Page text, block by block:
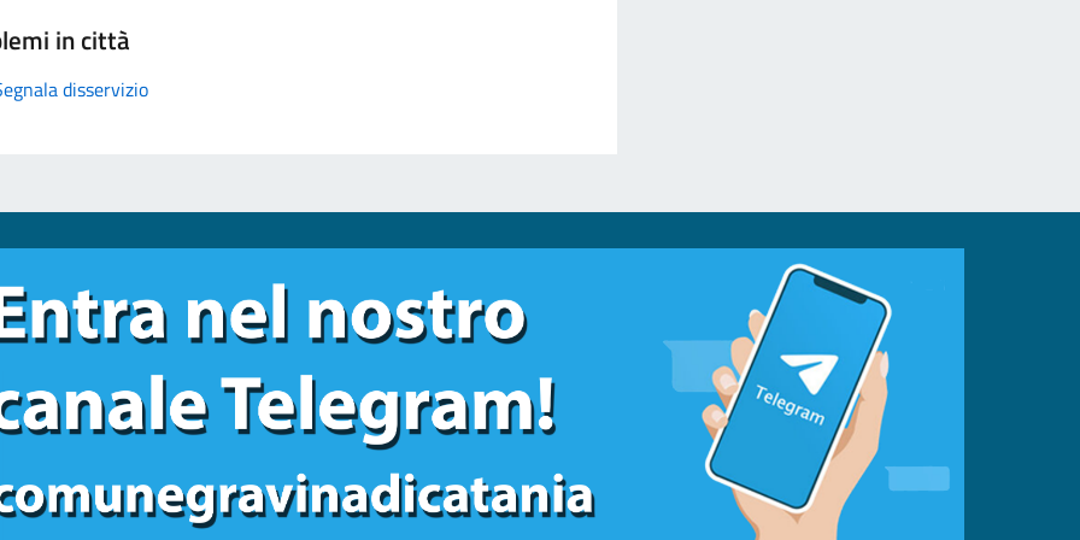
in città
disservizio